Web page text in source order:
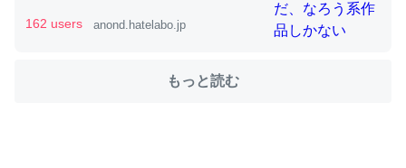
コミュニケーションが劇的に変化した｜tayorini by LIFULL介護
162 users anond.hatelabo.jp
もっと読む